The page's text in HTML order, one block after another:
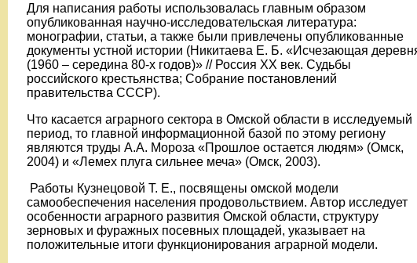
Для написания работы использовалась главным образом
опубликованная научно-исследовательская литература:
монографии, статьи, а также были привлечены опубликованные
документы устной истории (Никитаева Е. Б. «Исчезающая
(1960 – середина 80-х годов)» // Россия ХХ век. Судьбы
российского крестьянства; Собрание постановлений
правительства СССР).
Что касается аграрного сектора в Омской области в исследуемый
период, то главной информационной базой по этому региону
являются труды А.А. Мороза «Прошлое остается людям» (Омск,
2004) и «Лемех плуга сильнее меча» (Омск, 2003).
Работы Кузнецовой Т. Е., посвящены омской модели
самообеспечения населения продовольствием. Автор исследует
особенности аграрного развития Омской области, структуру
зерновых и фуражных посевных площадей, указывает на
положительные итоги функционирования аграрной модели.